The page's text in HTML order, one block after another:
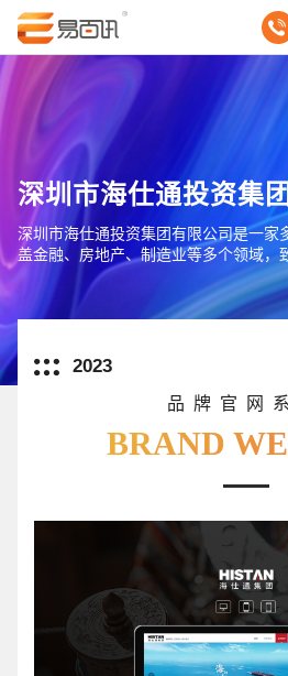
深圳市海仕通投资集
深圳市海仕通投资集团有限公司是一家
盖金融、房地产、制造业等多个领域，
2023
品牌官网
BRAND
请输入您的公司名称